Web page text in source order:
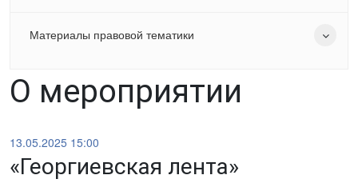
Материалы правовой тематики
О мероприятии
13.05.2025 15:00
«Георгиевская лента»